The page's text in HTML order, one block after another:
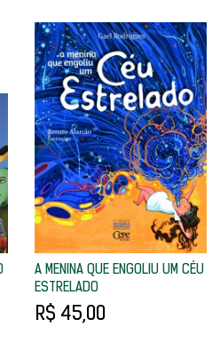
A MENINA QUE ENGOLIU UM CÉU
ESTRELADO
R$ 45,00